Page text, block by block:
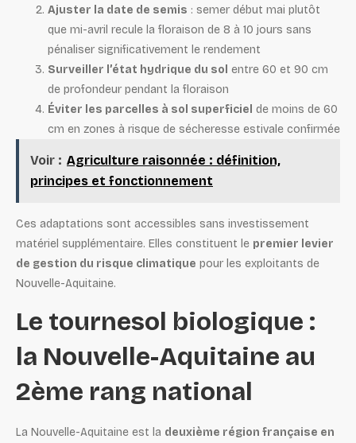
Ajuster la date de semis : semer début mai plutôt
que mi-avril recule la floraison de 8 à 10 jours sans
pénaliser significativement le rendement
Surveiller l’état hydrique du sol entre 60 et 90 cm
de profondeur pendant la floraison
Éviter les parcelles à sol superficiel de moins de 60
cm en zones à risque de sécheresse estivale confirmée
Voir : Agriculture raisonnée : définition,
principes et fonctionnement
Ces adaptations sont accessibles sans investissement
matériel supplémentaire. Elles constituent le premier levier
de gestion du risque climatique pour les exploitants de
Nouvelle-Aquitaine.
Le tournesol biologique :
la Nouvelle-Aquitaine au
2ème rang national
La Nouvelle-Aquitaine est la deuxième région française en